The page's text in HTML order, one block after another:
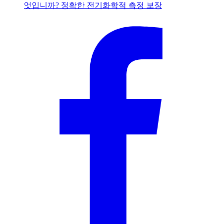
엇입니까? 정확한 전기화학적 측정 보장